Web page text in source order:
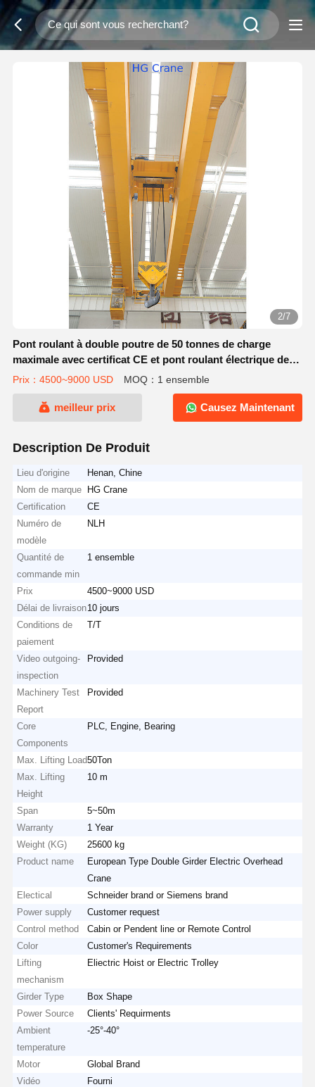
3/7
Pont roulant à double poutre de 50 tonnes de charge
maximale avec certificat CE et pont roulant électrique de
type européen facile à utiliser
Prix：4500~9000 USD MOQ：1 ensemble
meilleur prix Causez Maintenant
Description De Produit
Lieu d'origine
Henan, Chine
Nom de marque
HG Crane
Certification
CE
Numéro de
modèle
NLH
Quantité de
commande min
1 ensemble
Prix
4500~9000 USD
Délai de livraison10 jours
Conditions de
paiement
T/T
Video outgoing-
inspection
Provided
Machinery Test
Report
Provided
Core
Components
PLC, Engine, Bearing
Max. Lifting Load50Ton
Max. Lifting
Height
10 m
Span
5~50m
Warranty
1 Year
Weight (KG)
25600 kg
Product name
European Type Double Girder Electric Overhead
Crane
Electical
Schneider brand or Siemens brand
Power supply
Customer request
Control method
Cabin or Pendent line or Remote Control
Color
Customer's Requirements
Lifting
mechanism
Eliectric Hoist or Electric Trolley
Girder Type
Box Shape
Power Source
Clients' Requirments
Ambient
temperature
-25°-40°
Motor
Global Brand
Vidéo
Fourni